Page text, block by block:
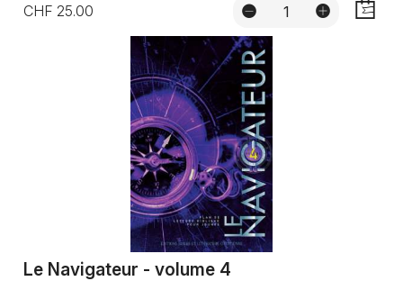
CHF 25.00
Le Navigateur - volume 4